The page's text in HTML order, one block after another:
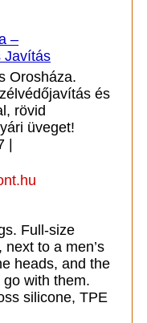
–
Javítás
Orosháza.
és
rövid
üveget!
Full-size
to a men’s
heads, and the
with them.
silicone, TPE